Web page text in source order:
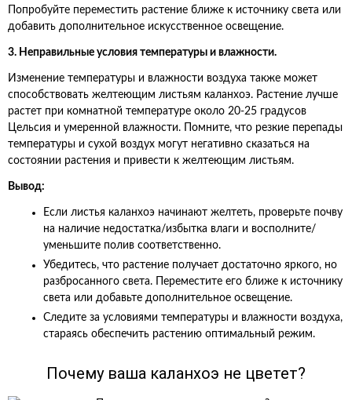
Попробуйте переместить растение ближе к источнику света или
добавить дополнительное искусственное освещение.
3. Неправильные условия температуры и влажности.
Изменение температуры и влажности воздуха также может
способствовать желтеющим листьям каланхоэ. Растение лучше
растет при комнатной температуре около 20-25 градусов
Цельсия и умеренной влажности. Помните, что резкие перепады
температуры и сухой воздух могут негативно сказаться на
состоянии растения и привести к желтеющим листьям.
Вывод:
Если листья каланхоэ начинают желтеть, проверьте почву
на наличие недостатка/избытка влаги и восполните/
уменьшите полив соответственно.
Убедитесь, что растение получает достаточно яркого, но
разбросанного света. Переместите его ближе к источнику
света или добавьте дополнительное освещение.
Следите за условиями температуры и влажности воздуха,
стараясь обеспечить растению оптимальный режим.
Почему ваша каланхоэ не цветет?